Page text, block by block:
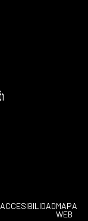
ACCESIBILIDADMAPA
WEB